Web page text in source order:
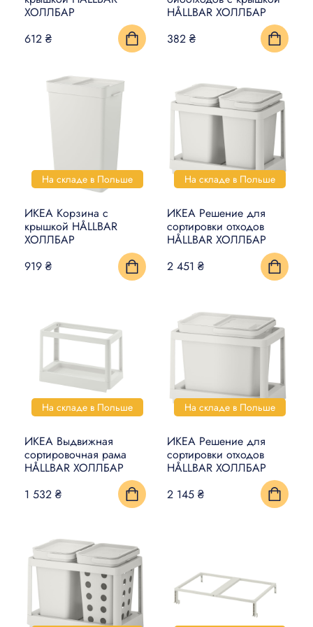
УМНЫЙ ДОМ
КОВРЫ, МАТЫ И ПОЛЫ
БЫТОВАЯ ЭЛЕКТРОНИКА
ТОВАРЫ ДЛЯ ЖИВОТНЫХ
ХОЛЛБАР
612 ₴
HÅLLBAR ХОЛЛБАР
382 ₴
На складе в Польше
ИКЕА Корзина с
крышкой HÅLLBAR
ХОЛЛБАР
919 ₴
На складе в Польше
ИКЕА Решение для
сортировки отходов
HÅLLBAR ХОЛЛБАР
2 451 ₴
На складе в Польше
ИКЕА Выдвижная
сортировочная рама
HÅLLBAR ХОЛЛБАР
1 532 ₴
На складе в Польше
ИКЕА Решение для
сортировки отходов
HÅLLBAR ХОЛЛБАР
2 145 ₴